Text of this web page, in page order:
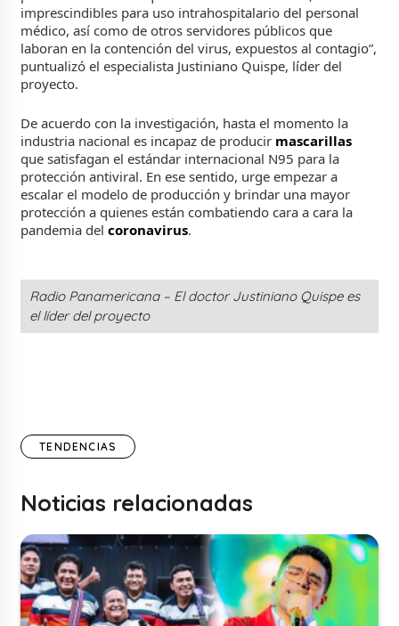
imprescindibles para uso intrahospitalario del personal
médico, así como de otros servidores públicos que
laboran en la contención del virus, expuestos al contagio”,
puntualizó el especialista Justiniano Quispe, líder del
proyecto.
De acuerdo con la investigación, hasta el momento la
industria nacional es incapaz de producir mascarillas
que satisfagan el estándar internacional N95 para la
protección antiviral. En ese sentido, urge empezar a
escalar el modelo de producción y brindar una mayor
protección a quienes están combatiendo cara a cara la
pandemia delcoronavirus.
Radio Panamericana – El doctor Justiniano Quispe es
el líder del proyecto
TENDENCIAS
Noticias relacionadas